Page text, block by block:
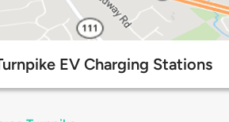
EV Charging Stations